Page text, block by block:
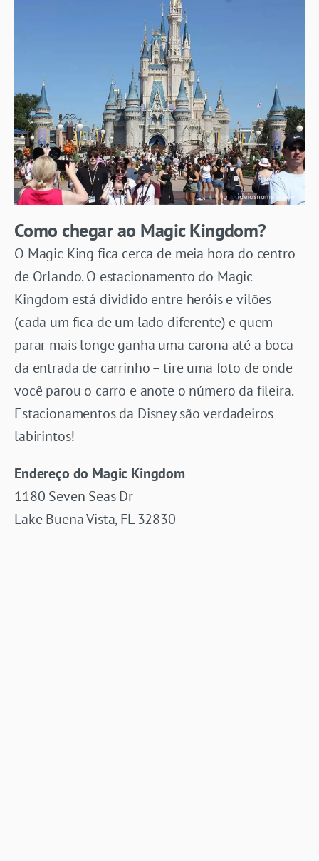
Como chegar ao Magic Kingdom?
O Magic King fica cerca de meia hora do centro
de Orlando. O estacionamento do Magic
Kingdom está dividido entre heróis e vilões
(cada um fica de um lado diferente) e quem
parar mais longe ganha uma carona até a boca
da entrada de carrinho – tire uma foto de onde
você parou o carro e anote o número da fileira.
Estacionamentos da Disney são verdadeiros
labirintos!
Endereço do Magic Kingdom
1180 Seven Seas Dr
Lake Buena Vista, FL 32830